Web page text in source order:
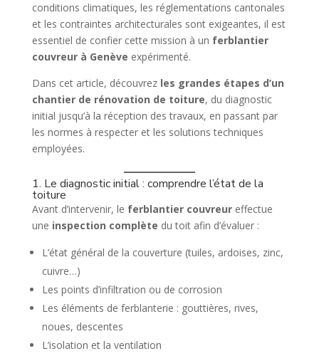
conditions climatiques, les réglementations cantonales
et les contraintes architecturales sont exigeantes, il est
essentiel de confier cette mission à un ferblantier
couvreur à Genève expérimenté.
Dans cet article, découvrez les grandes étapes d’un
chantier de rénovation de toiture, du diagnostic
initial jusqu’à la réception des travaux, en passant par
les normes à respecter et les solutions techniques
employées.
1. Le diagnostic initial : comprendre l’état de la
toiture
Avant d’intervenir, le ferblantier couvreureffectue
une inspection complète du toit afin d’évaluer :
L’état général de la couverture (tuiles, ardoises, zinc,
cuivre…)
Les points d’infiltration ou de corrosion
Les éléments de ferblanterie : gouttières, rives,
noues, descentes
L’isolation et la ventilation